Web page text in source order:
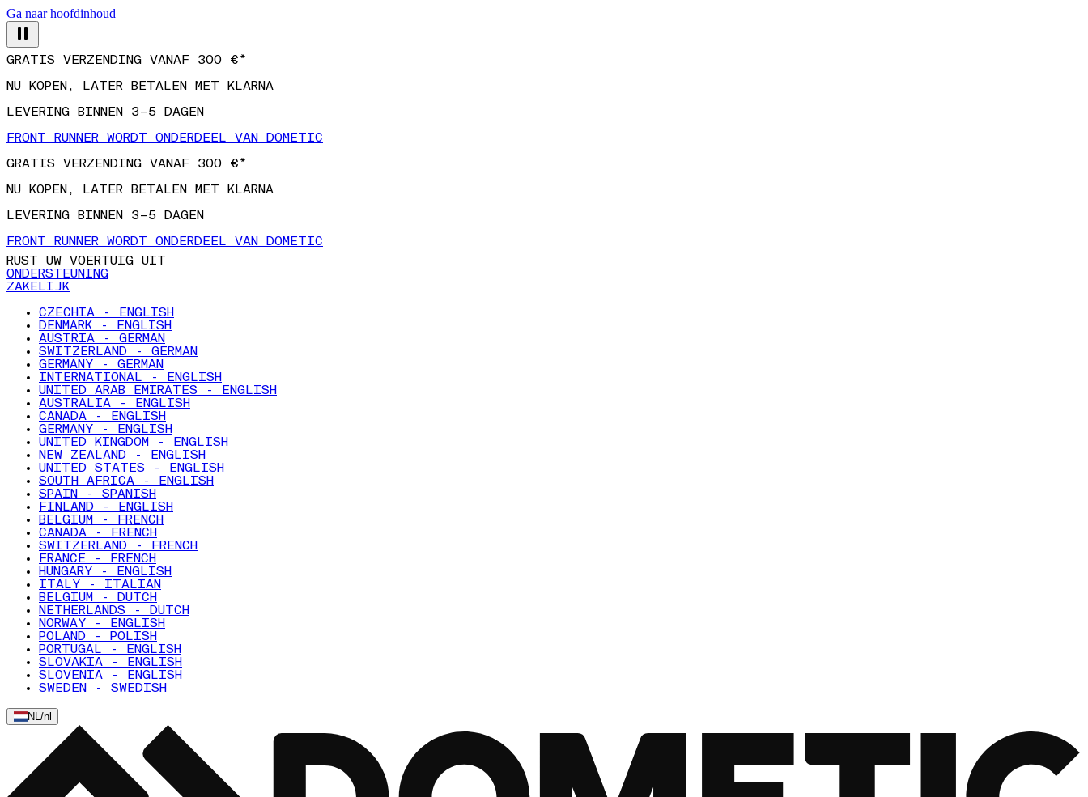
Ga naar hoofdinhoud
GRATIS VERZENDING VANAF 300 €*
NU KOPEN, LATER BETALEN MET KLARNA
LEVERING BINNEN 3–5 DAGEN
FRONT RUNNER WORDT ONDERDEEL VAN DOMETIC
GRATIS VERZENDING VANAF 300 €*
NU KOPEN, LATER BETALEN MET KLARNA
LEVERING BINNEN 3–5 DAGEN
FRONT RUNNER WORDT ONDERDEEL VAN DOMETIC
RUST UW VOERTUIG UIT
ONDERSTEUNING
ZAKELIJK
CZECHIA - ENGLISH
DENMARK - ENGLISH
AUSTRIA - GERMAN
SWITZERLAND - GERMAN
GERMANY - GERMAN
INTERNATIONAL - ENGLISH
UNITED ARAB EMIRATES - ENGLISH
AUSTRALIA - ENGLISH
CANADA - ENGLISH
GERMANY - ENGLISH
UNITED KINGDOM - ENGLISH
NEW ZEALAND - ENGLISH
UNITED STATES - ENGLISH
SOUTH AFRICA - ENGLISH
SPAIN - SPANISH
FINLAND - ENGLISH
BELGIUM - FRENCH
CANADA - FRENCH
SWITZERLAND - FRENCH
FRANCE - FRENCH
HUNGARY - ENGLISH
ITALY - ITALIAN
BELGIUM - DUTCH
NETHERLANDS - DUTCH
NORWAY - ENGLISH
POLAND - POLISH
PORTUGAL - ENGLISH
SLOVAKIA - ENGLISH
SLOVENIA - ENGLISH
SWEDEN - SWEDISH
NL/nl